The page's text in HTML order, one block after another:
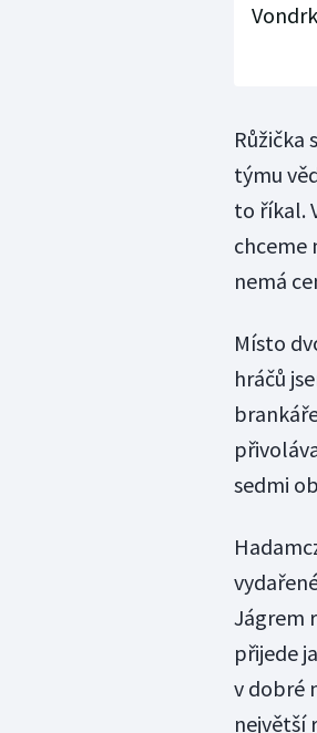
Růžička
týmu
to říkal.
chceme
nemá
Místo
hráčů
sedmi
Jágrem
přijede
v dobré
největší